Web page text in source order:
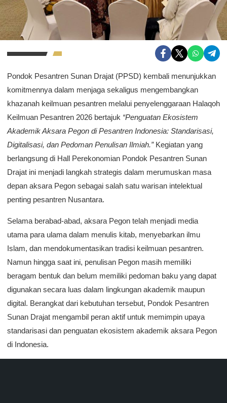
Pondok Pesantren Sunan Drajat (PPSD) kembali menunjukkan
komitmennya dalam menjaga sekaligus mengembangkan
khazanah keilmuan pesantren melalui penyelenggaraan Halaqoh
Keilmuan Pesantren 2026 bertajuk “Penguatan Ekosistem
Akademik Aksara Pegon di Pesantren Indonesia: Standarisasi,
Digitalisasi, dan Pedoman Penulisan Ilmiah.”Kegiatan yang
berlangsung di Hall Perekonomian Pondok Pesantren Sunan
Drajat ini menjadi langkah strategis dalam merumuskan masa
depan aksara Pegon sebagai salah satu warisan intelektual
penting pesantren Nusantara.
Selama berabad-abad, aksara Pegon telah menjadi media
utama para ulama dalam menulis kitab, menyebarkan ilmu
Islam, dan mendokumentasikan tradisi keilmuan pesantren.
Namun hingga saat ini, penulisan Pegon masih memiliki
beragam bentuk dan belum memiliki pedoman baku yang dapat
digunakan secara luas dalam lingkungan akademik maupun
digital. Berangkat dari kebutuhan tersebut, Pondok Pesantren
Sunan Drajat mengambil peran aktif untuk memimpin upaya
standarisasi dan penguatan ekosistem akademik aksara Pegon
di Indonesia.